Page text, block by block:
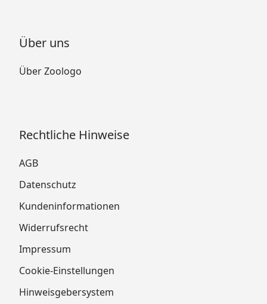
Über uns
Über Zoologo
Rechtliche Hinweise
AGB
Datenschutz
Kundeninformationen
Widerrufsrecht
Impressum
Cookie-Einstellungen
Hinweisgebersystem